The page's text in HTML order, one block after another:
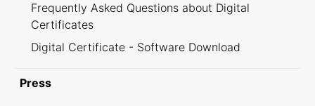
Frequently Asked Questions about Digital
Certificates
Digital Certificate - Software Download
Press